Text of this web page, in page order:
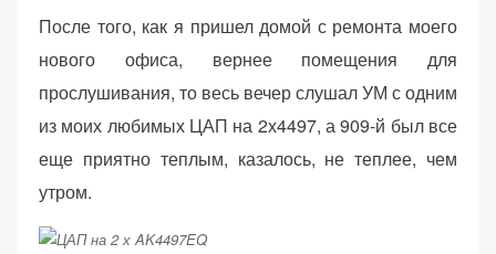
После того, как я пришел домой с ремонта моего
нового офиса, вернее помещения для
прослушивания, то весь вечер слушал УМ с одним
из моих любимых ЦАП на 2х4497, а 909-й был все
еще приятно теплым, казалось, не теплее, чем
утром.